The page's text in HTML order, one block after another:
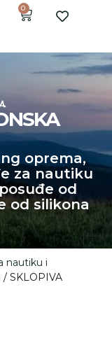
0
oprema,
za nautiku
od
od silikona
nautiku i
/ SKLOPIVA